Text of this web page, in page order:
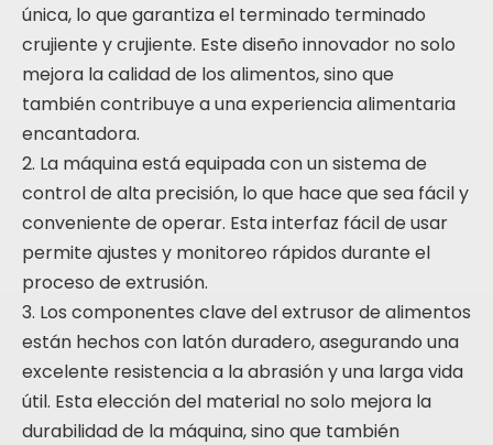
única, lo que garantiza el terminado terminado
crujiente y crujiente. Este diseño innovador no solo
mejora la calidad de los alimentos, sino que
también contribuye a una experiencia alimentaria
encantadora.
2. La máquina está equipada con un sistema de
control de alta precisión, lo que hace que sea fácil y
conveniente de operar. Esta interfaz fácil de usar
permite ajustes y monitoreo rápidos durante el
proceso de extrusión.
3. Los componentes clave del extrusor de alimentos
están hechos con latón duradero, asegurando una
excelente resistencia a la abrasión y una larga vida
útil. Esta elección del material no solo mejora la
durabilidad de la máquina, sino que también